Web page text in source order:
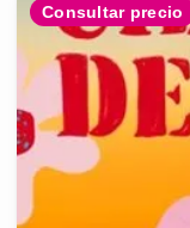
Consultar precio